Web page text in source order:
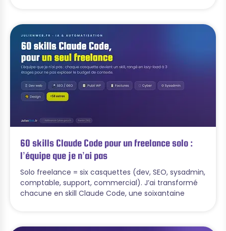
60 skills Claude Code pour un freelance solo :
l’équipe que je n’ai pas
Solo freelance = six casquettes (dev, SEO, sysadmin,
comptable, support, commercial). J’ai transformé
chacune en skill Claude Code, une soixantaine